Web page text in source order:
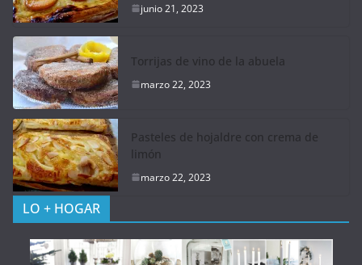
junio 21, 2023
Torrijas de vino de la abuela
marzo 22, 2023
Pasteles de hojaldre con crema de
limón
marzo 22, 2023
LO + HOGAR